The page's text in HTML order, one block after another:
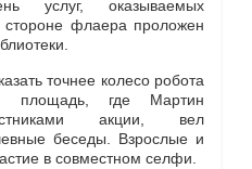
услуг, оказываемых
флаера проложен
точнее колесо робота
площадь, где Мартин
акции, вел
беседы. Взрослые и
в совместном селфи.